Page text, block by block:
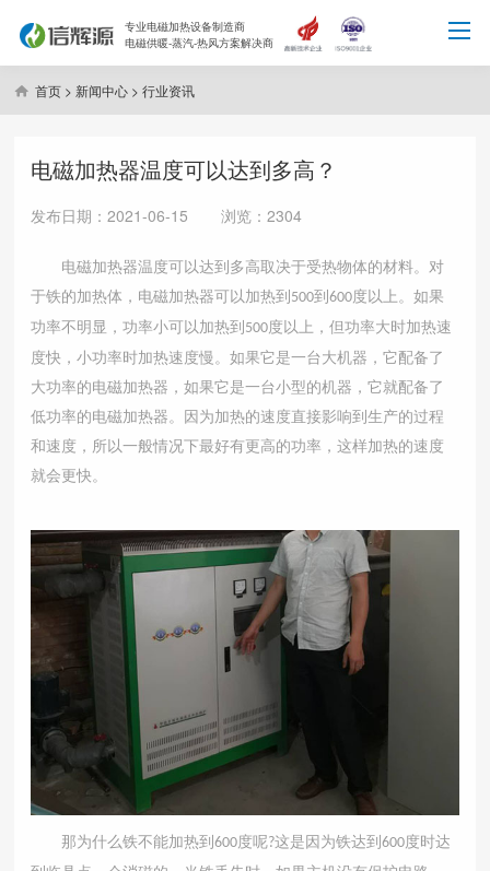
专业电磁加热设备制造商
电磁供暖-蒸汽-热风方案解决商
首页 > 新闻中心 >行业资讯
电磁加热器温度可以达到多高？
发布日期：2021-06-15 浏览：2304
电磁加热器温度可以达到多高取决于受热物体的材料。对
于铁的加热体，电磁加热器可以加热到 500到600度以上。如果
功率不明显，功率小可以加热到 500度以上，但功率大时加热速
度快，小功率时加热速度慢。如果它是一台大机器，它配备了
大功率的电磁加热器，如果它是一台小型的机器，它就配备了
低功率的电磁加热器。因为加热的速度直接影响到生产的过程
和速度，所以一般情况下最好有更高的功率，这样加热的速度
就会更快。
那为什么铁不能加热到600度呢?这是因为铁达到600度时达